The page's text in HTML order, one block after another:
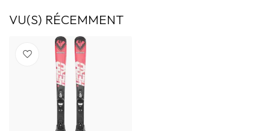
VU(S) RÉCEMMENT